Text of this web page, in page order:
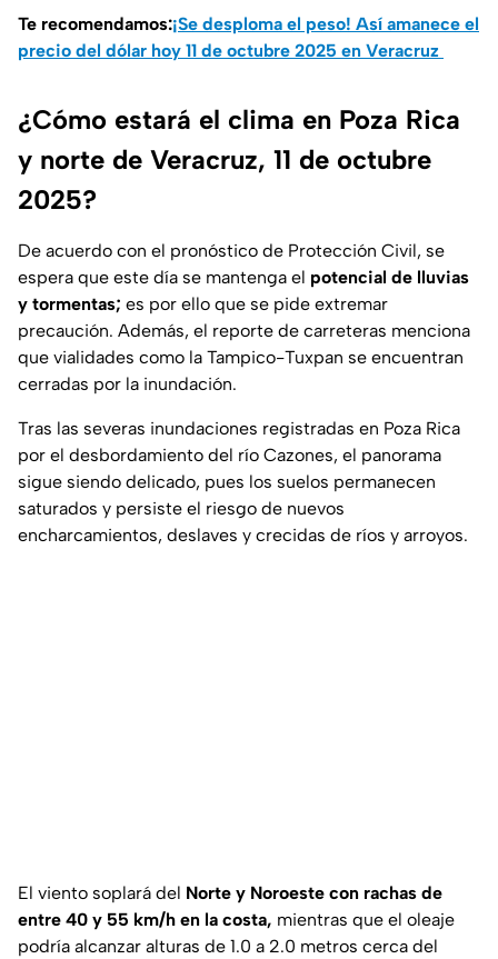
Te recomendamos:¡Se desploma el peso! Así amanece el
precio del dólar hoy 11 de octubre 2025 en Veracruz
¿Cómo estará el clima en Poza Rica
y norte de Veracruz, 11 de octubre
2025?
De acuerdo con el pronóstico de Protección Civil, se
espera que este día se mantenga el potencial de lluvias
y tormentas; es por ello que se pide extremar
precaución. Además, el reporte de carreteras menciona
que vialidades como la Tampico-Tuxpan se encuentran
cerradas por la inundación.
Tras las severas inundaciones registradas en Poza Rica
por el desbordamiento del río Cazones, el panorama
sigue siendo delicado, pues los suelos permanecen
saturados y persiste el riesgo de nuevos
encharcamientos, deslaves y crecidas de ríos y arroyos.
El viento soplará del Norte y Noroeste con rachas de
entre 40 y 55 km/h en la costa, mientras que el oleaje
podría alcanzar alturas de 1.0 a 2.0 metros cerca del